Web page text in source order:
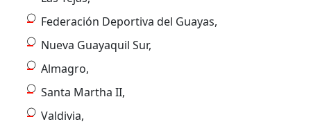
Federación Deportiva del Guayas,
Nueva Guayaquil Sur,
Almagro,
Santa Martha II,
Valdivia,